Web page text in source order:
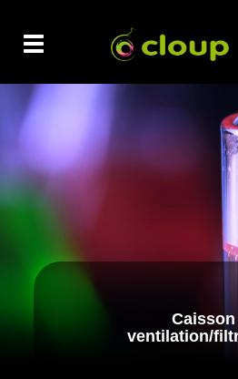
Toggle
navigation
Caisson
ventilation/